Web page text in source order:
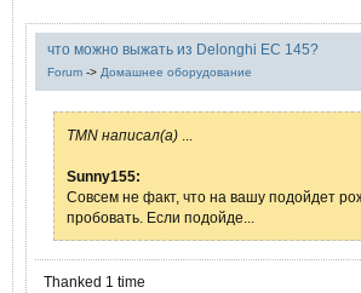
что можно выжать из Delonghi EC 145?
Forum -> Домашнее оборудование
TMN написал(а)
Sunny155:
Совсем не факт, что на вашу подойдет
пробовать. Если подойде...
Thanked 1 time